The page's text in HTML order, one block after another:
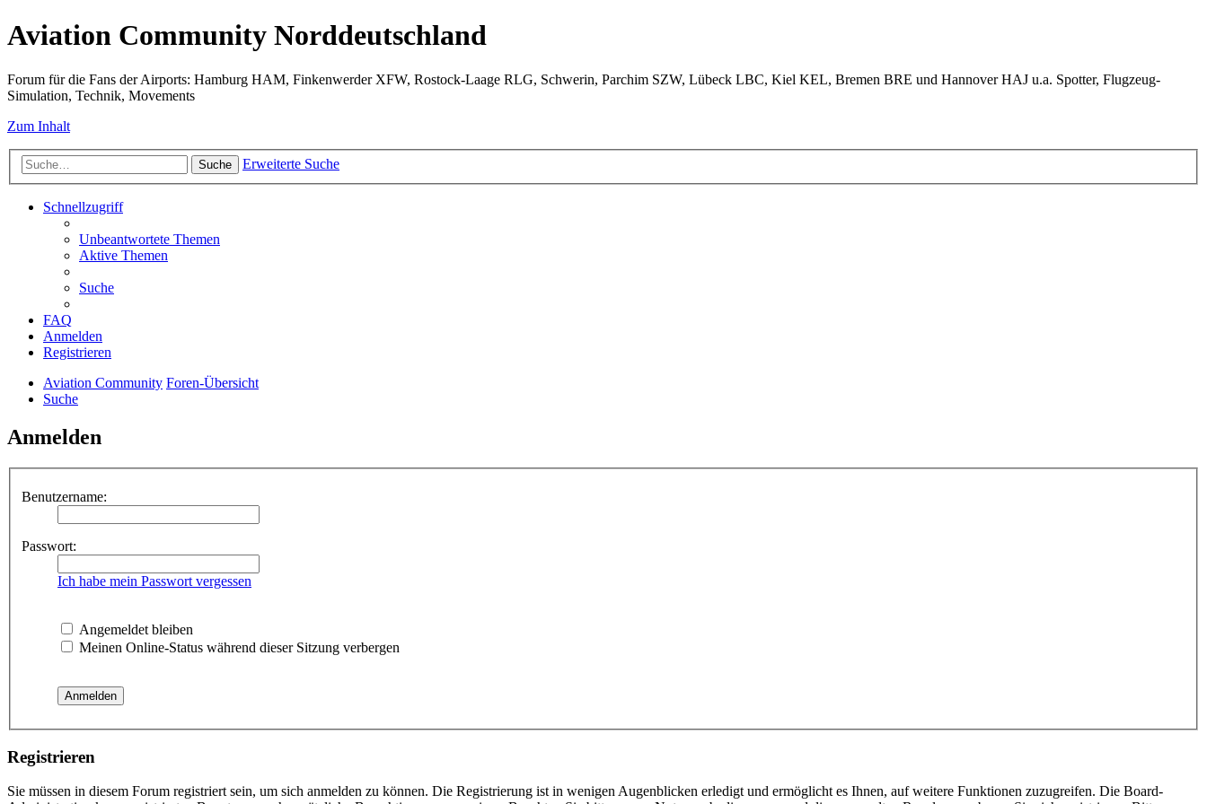
Aviation Community Norddeutschland
Forum für die Fans der Airports: Hamburg HAM, Finkenwerder XFW, Rostock-Laage RLG, Schwerin, Parchim SZW, Lübeck LBC, Kiel KEL, Bremen BRE und Hannover HAJ u.a. Spotter, Flugzeug-
Simulation, Technik, Movements
Zum Inhalt
Suche Erweiterte Suche
Schnellzugriff
Unbeantwortete Themen
Aktive Themen
Suche
FAQ
Anmelden
Registrieren
Aviation Community Foren-Übersicht
Suche
Anmelden
Benutzername:
Passwort:
Ich habe mein Passwort vergessen
Angemeldet bleiben
Meinen Online-Status während dieser Sitzung verbergen
Registrieren
Sie müssen in diesem Forum registriert sein, um sich anmelden zu können. Die Registrierung ist in wenigen Augenblicken erledigt und ermöglicht es Ihnen, auf weitere Funktionen zuzugreifen. Die Board-